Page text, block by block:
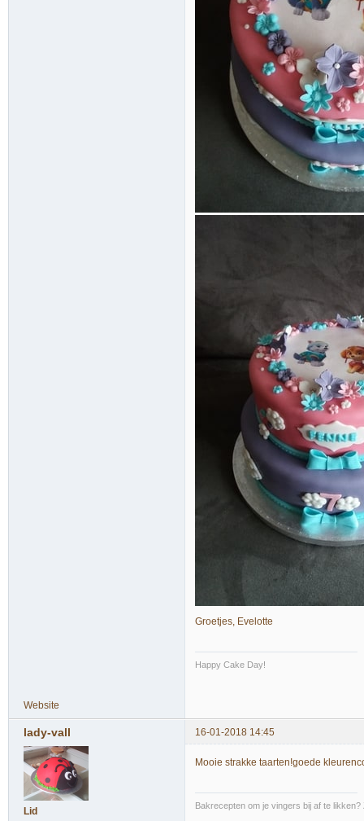
Groetjes, Evelotte
Happy Cake Day!
Website
lady-vall 16-01-2018 14:45
Lid
Mooie strakke taarten!goede
Bakrecepten om je vingers bij af te